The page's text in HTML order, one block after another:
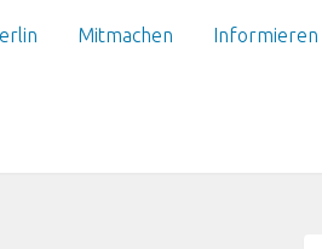
Mitmachen Informieren